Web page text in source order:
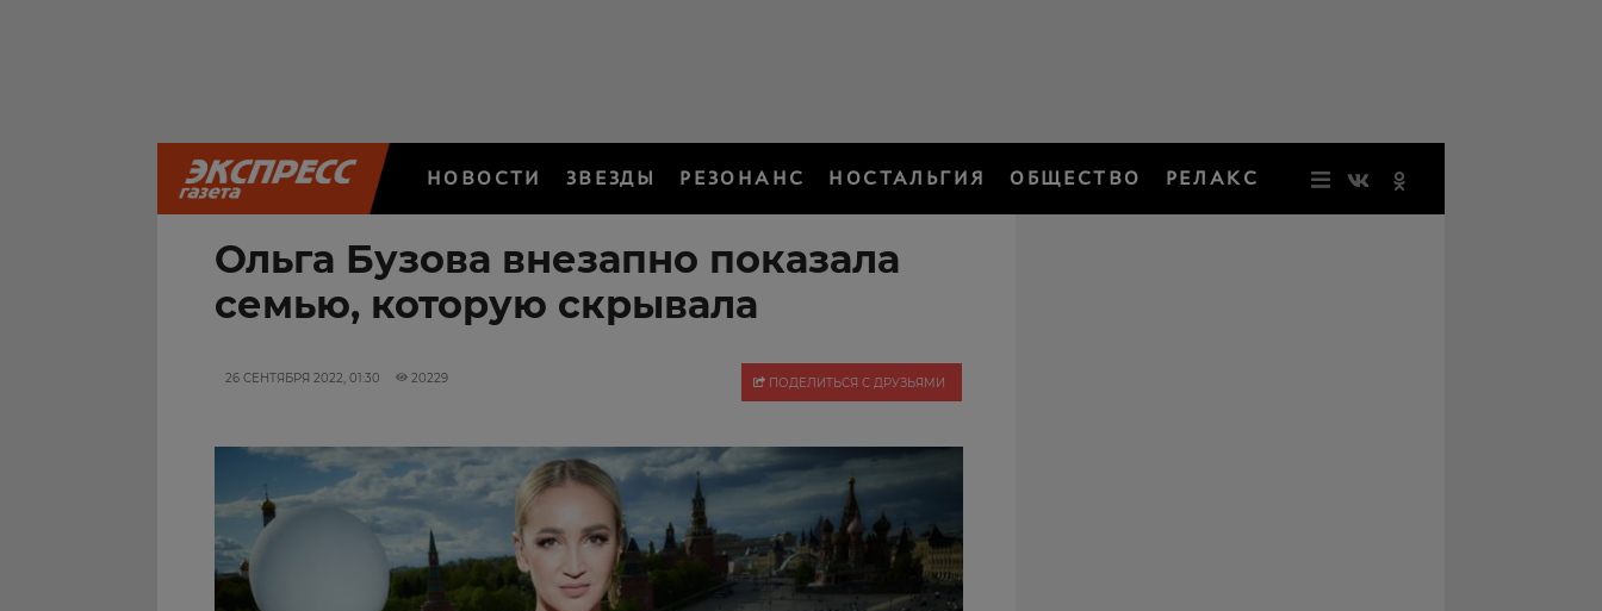
НОВОСТИ ЗВЕЗДЫ РЕЗОНАНС НОСТАЛЬГИЯ ОБЩЕСТВО РЕЛАКС
Ольга Бузова внезапно показала
семью, которую скрывала
26 СЕНТЯБРЯ 2022, 01:30 20229 ПОДЕЛИТЬСЯ С ДРУЗЬЯМИ